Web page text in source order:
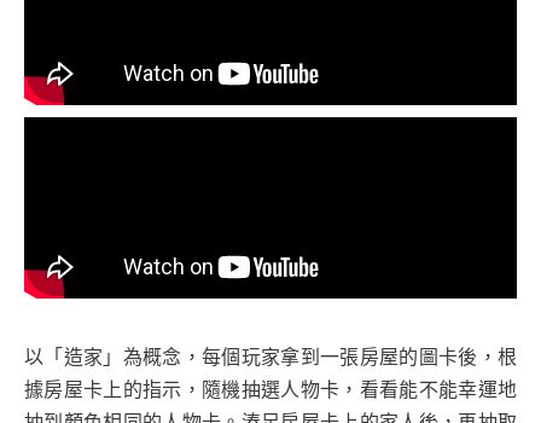
以「造家」為概念，每個玩家拿到一張房屋的圖卡後，根
據房屋卡上的指示，隨機抽選人物卡，看看能不能幸運地